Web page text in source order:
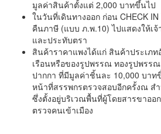
มูลค่าสินค้าตั้งแต่ 2,000 บาทขึ้นไป
ในวันที่เดินทางออก ก่อน CHECK
คืนภาษี (แบบ ภ.พ.10) ไปแสดงให้เ
และประทับตรา
สินค้าราคาแพงได้แก่ สินค้าประเภ
เรือนหรือของรูปพรรณ ทองรูปพรร
ปากกา ที่มีมูลค่าชิ้นละ 10,000 บาท
หน้าที่สรรพกรตรวจสอบอีกครั้งณ ส
ซึ่งตั้งอยู่บริเวณพื้นที่ผู้โดยสารขาออ
ตรวจคนเข้าเมือง